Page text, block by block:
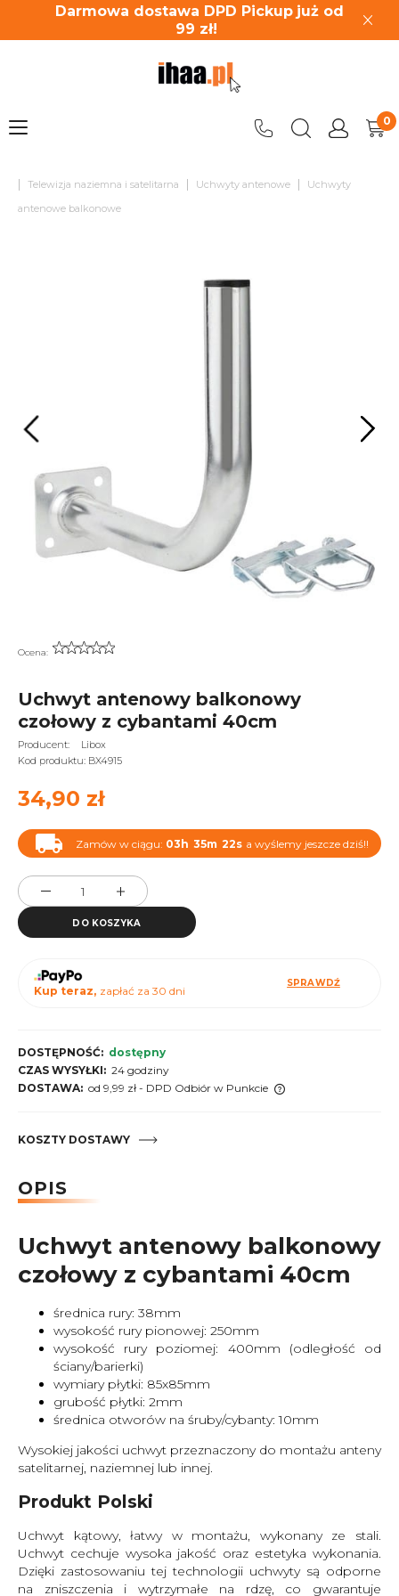
Darmowa dostawa DPD Pickup już od
99 zł!
| Telewizja naziemna i satelitarna | Uchwyty antenowe |
Uchwyty
antenowe balkonowe
Ocena:
Uchwyt antenowy balkonowy
czołowy z cybantami 40cm
Producent:
Libox
Kod produktu: BX4915
34,90 zł
Zamów w ciągu: 03h 35m 21s a wyślemy jeszcze dziś!!
DO KOSZYKA
Kup teraz, zapłać za 30 dni
SPRAWDŹ
DOSTĘPNOŚĆ: dostępny
CZAS WYSYŁKI: 24 godziny
DOSTAWA: od 9,99 zł - DPD Odbiór w Punkcie
KOSZTY DOSTAWY
OPIS
Uchwyt antenowy balkonowy
czołowy z cybantami 40cm
średnica rury: 38mm
wysokość rury pionowej: 250mm
wysokość rury poziomej: 400mm (odległość od
ściany/barierki)
wymiary płytki: 85x85mm
grubość płytki: 2mm
średnica otworów na śruby/cybanty: 10mm
Wysokiej jakości uchwyt przeznaczony do montażu anteny
satelitarnej, naziemnej lub innej.
Produkt Polski
Uchwyt kątowy, łatwy w montażu, wykonany ze stali.
Uchwyt cechuje wysoka jakość oraz estetyka wykonania.
Dzięki zastosowaniu tej technologii uchwyty są odporne
na zniszczenia i wytrzymałe na rdzę, co gwarantuje